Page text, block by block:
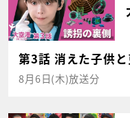
第3話 消えた子供と
8月6日(木)放送分